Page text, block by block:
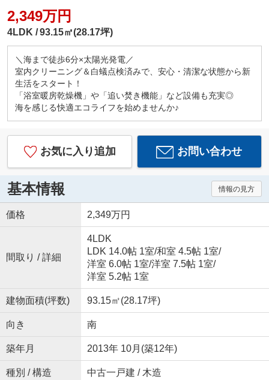
2,349万円
4LDK 93.15㎡(28.17坪)
＼海まで徒歩6分×太陽光発電／
室内クリーニング＆白蟻点検済みで、安心・清潔な状態から新
生活をスタート！
「浴室暖房乾燥機」や「追い焚き機能」など設備も充実◎
海を感じる快適エコライフを始めませんか♪
お気に入り追加 お問い合わせ
基本情報 情報の見方
価格 2,349万円
間取り / 詳細
4LDK
LDK 14.0帖 1室/和室 4.5帖 1室/
洋室 6.0帖 1室/洋室 7.5帖 1室/
洋室 5.2帖 1室
建物面積(坪数) 93.15㎡(28.17坪)
向き 南
築年月 2013年 10月(築12年)
種別 / 構造 中古一戸建 / 木造